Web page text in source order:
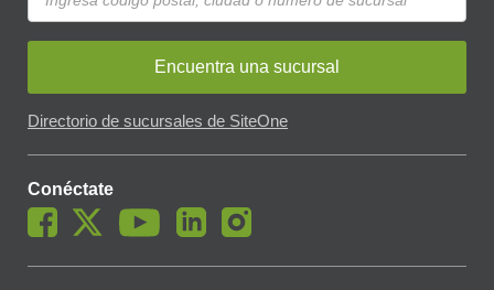
Encuentra una sucursal
Directorio de sucursales de SiteOne
Conéctate